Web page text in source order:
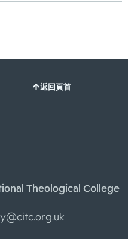
返回頁首
Theological College